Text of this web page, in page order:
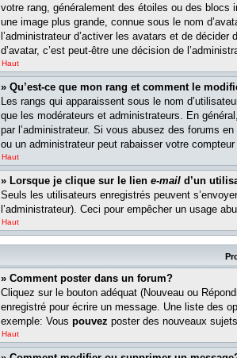
votre rang, généralement des étoiles ou des
une image plus grande, connue sous le nom
l’administrateur d’activer les avatars et de
d’avatar, c’est peut-être une décision de
Haut
» Qu’est-ce que mon rang et comment le
Les rangs qui apparaissent sous le nom
que les modérateurs et administrateurs. En
par l’administrateur. Si vous abusez des forums
ou un administrateur peut rabaisser votre
Haut
» Lorsque je clique sur le lien e-mail d’un
Seuls les utilisateurs enregistrés peuvent
l’administrateur). Ceci pour empêcher un usage
Haut
» Comment poster dans un forum?
Cliquez sur le bouton adéquat (Nouveau ou
enregistré pour écrire un message. Une liste des
exemple: Vous pouvez poster des nouveaux
Haut